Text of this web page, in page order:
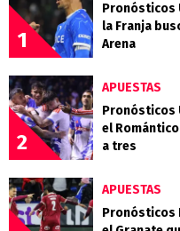
1
Pronósticos
la Franja
Arena
2
APUESTAS
Pronósticos
el
a tres
APUESTAS
Pronósticos